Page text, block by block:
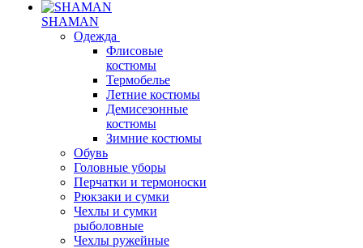
SHAMAN
Одежда
Флисовые
костюмы
Термобелье
Летние костюмы
Демисезонные
костюмы
Зимние костюмы
Обувь
Головные уборы
Перчатки и термоноски
Рюкзаки и сумки
Чехлы и сумки
рыболовные
Чехлы ружейные